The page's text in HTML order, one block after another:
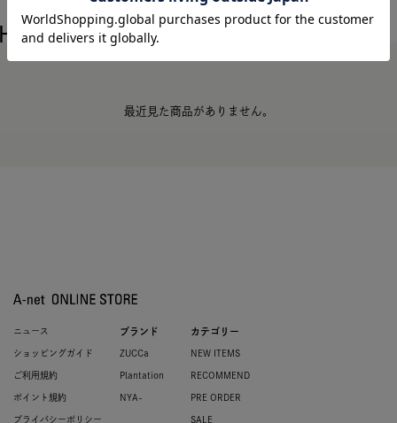
最近チェックした商品
最近見た商品がありません。
ニュース
ショッピングガイド
ご利用規約
ポイント規約
プライバシーポリシー
ブランド
ZUCCa
Plantation
NYA-
カテゴリー
NEW ITEMS
RECOMMEND
PRE ORDER
SALE